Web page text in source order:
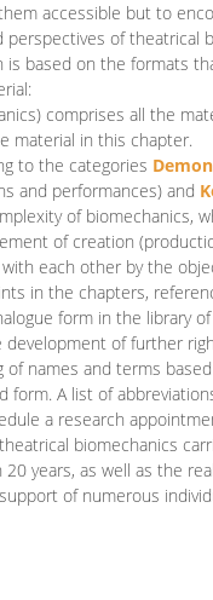
accessible but to
of theatrical
based on the formats
comprises all the
material in this chapter.
to the categories D
and performances) and
of biomechanics,
of creation
each other by the
in the chapters,
form in the library
of further
names and terms
form. A list of
a research
biomechanics
years, as well as the
of numerous